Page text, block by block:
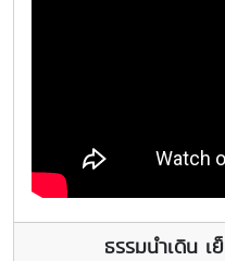
ธรรมนำเดิน เ